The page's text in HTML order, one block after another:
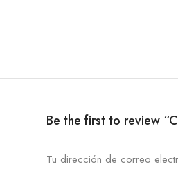
Be the first to review
Tu dirección de correo